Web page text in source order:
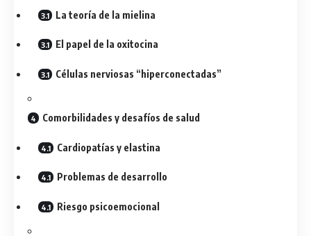
La teoría de la mielina
El papel de la oxitocina
Células nerviosas “hiperconectadas”
Comorbilidades y desafíos de salud
Cardiopatías y elastina
Problemas de desarrollo
Riesgo psicoemocional